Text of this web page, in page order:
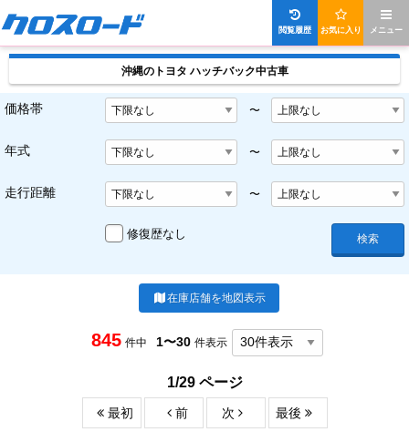
メニュー
お気に入り
閲覧履歴
沖縄のトヨタ ハッチバック中古車
価格帯 〜
年式 〜
走行距離 〜
修復歴なし 検索
在庫店舗を地図表示
845 件中 1〜30 件表示
1/29 ページ
最初 前 次 最後